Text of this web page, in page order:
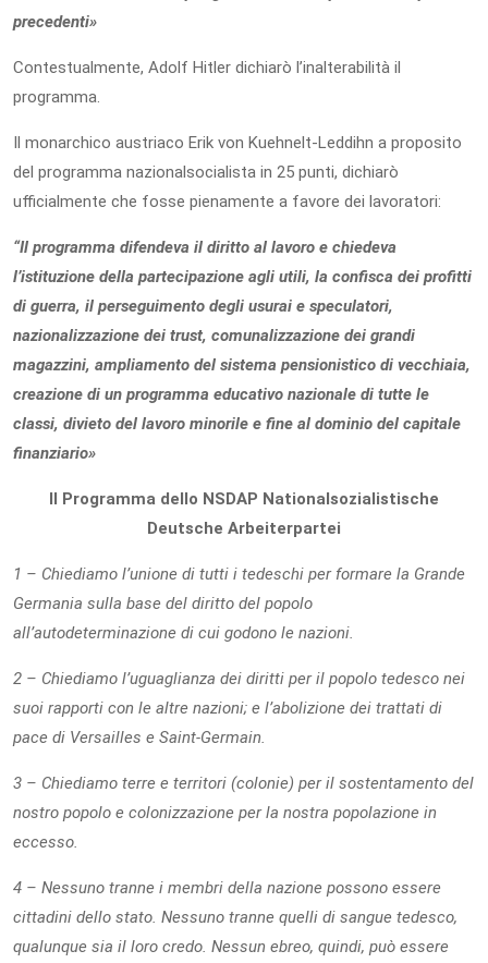
precedenti»
Contestualmente, Adolf Hitler dichiarò l’inalterabilità il
programma.
Il monarchico austriaco Erik von Kuehnelt-Leddihn a proposito
del programma nazionalsocialista in 25 punti, dichiarò
ufficialmente che fosse pienamente a favore dei lavoratori:
“Il programma difendeva il diritto al lavoro e chiedeva
l’istituzione della partecipazione agli utili, la confisca dei profitti
di guerra, il perseguimento degli usurai e speculatori,
nazionalizzazione dei trust, comunalizzazione dei grandi
magazzini, ampliamento del sistema pensionistico di vecchiaia,
creazione di un programma educativo nazionale di tutte le
classi, divieto del lavoro minorile e fine al dominio del capitale
finanziario»
Il Programma dello NSDAP Nationalsozialistische
Deutsche Arbeiterpartei
1 – Chiediamo l’unione di tutti i tedeschi per formare la Grande
Germania sulla base del diritto del popolo
all’autodeterminazione di cui godono le nazioni.
2 – Chiediamo l’uguaglianza dei diritti per il popolo tedesco nei
suoi rapporti con le altre nazioni; e l’abolizione dei trattati di
pace di Versailles e Saint-Germain.
3 – Chiediamo terre e territori (colonie) per il sostentamento del
nostro popolo e colonizzazione per la nostra popolazione in
eccesso.
4 – Nessuno tranne i membri della nazione possono essere
cittadini dello stato. Nessuno tranne quelli di sangue tedesco,
qualunque sia il loro credo. Nessun ebreo, quindi, può essere